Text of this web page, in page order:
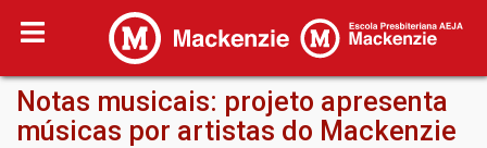
Notas musicais: projeto apresenta
músicas por artistas do Mackenzie